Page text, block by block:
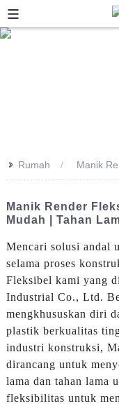
>> Rumah Manik
Manik Render
Mudah | Tahan
Mencari solusi andal
selama proses
Fleksibel kami yang
Industrial Co., Ltd.
mengkhususkan diri
plastik berkualitas
industri konstruksi,
dirancang untuk
lama dan tahan lama
fleksibilitas untuk